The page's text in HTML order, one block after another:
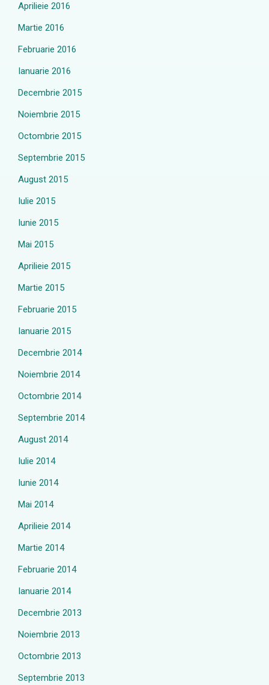
Aprilieie 2016
Martie 2016
Februarie 2016
Ianuarie 2016
Decembrie 2015
Noiembrie 2015
Octombrie 2015
Septembrie 2015
August 2015
Iulie 2015
Iunie 2015
Mai 2015
Aprilieie 2015
Martie 2015
Februarie 2015
Ianuarie 2015
Decembrie 2014
Noiembrie 2014
Octombrie 2014
Septembrie 2014
August 2014
Iulie 2014
Iunie 2014
Mai 2014
Aprilieie 2014
Martie 2014
Februarie 2014
Ianuarie 2014
Decembrie 2013
Noiembrie 2013
Octombrie 2013
Septembrie 2013